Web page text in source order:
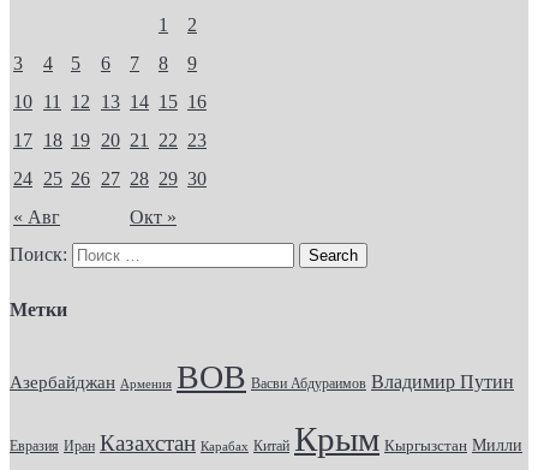
« Авг Окт »
1
2
3
4 5 6 7 8
9
10 11 12 13 14 15 16
17 18 19 20 21 22 23
24 25 26 27 28 29 30
Поиск:
Метки
Азербайджан Армения ВОВ Васви Абдураимов Владимир Путин
Евразия Иран Казахстан Карабах Китай Крым Кыргызстан Милли